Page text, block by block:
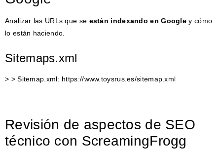
Analizar las URLs que se están indexando en Google y cómo
lo están haciendo.
Sitemaps.xml
> > Sitemap.xml: https://www.toysrus.es/sitemap.xml
Revisión de aspectos de SEO
técnico con ScreamingFrogg